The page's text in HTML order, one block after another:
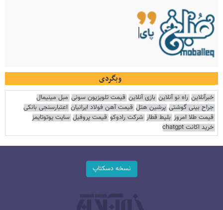
وبگردی
خبرآنلاین راه نو آنلاین بازی آنلاین قیمت تلویزیون سونی مبل مینیمال
جراح بینی گوشتی پرشین هتل قیمت آهن فولاد ایرانیان اعتبارسنجی بانکی
قیمت طلا امروز بلیط قطار شرکت رادوکو قیمت پروفیل سایت یوتوتایمز
خرید اکانت chatgpt
نسخه دسکتاپ